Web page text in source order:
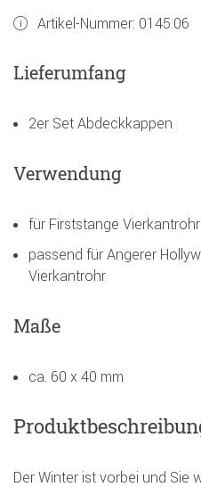
Artikel-Nummer: 0145.06
Lieferumfang
2er Set Abdeckkappen
Verwendung
für Firststange Vierkantrohr
passend für Angerer
Vierkantrohr
Maße
ca. 60 x 40 mm
Der Winter ist vorbei und Sie